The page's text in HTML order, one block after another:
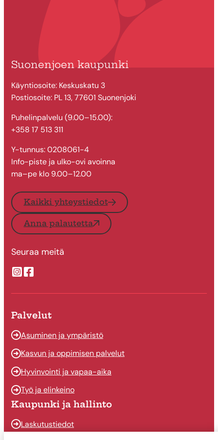
Suonenjoen kaupunki
Käyntiosoite: Keskuskatu 3
Postiosoite: PL 13, 77601 Suonenjoki
Puhelinpalvelu (9.00–15.00):
+358 17 513 311
Y-tunnus: 0208061-4
Info-piste ja ulko-ovi avoinna
ma–pe klo 9.00–12.00
Kaikki yhteystiedot
Anna palautetta
Seuraa meitä
Suonenjoen kaupungin Instragram
Suonenjoen kaupungin Facebook
Palvelut
Asuminen ja ympäristö
Kasvun ja oppimisen palvelut
Hyvinvointi ja vapaa-aika
Työ ja elinkeino
Kaupunki ja hallinto
Laskutustiedot